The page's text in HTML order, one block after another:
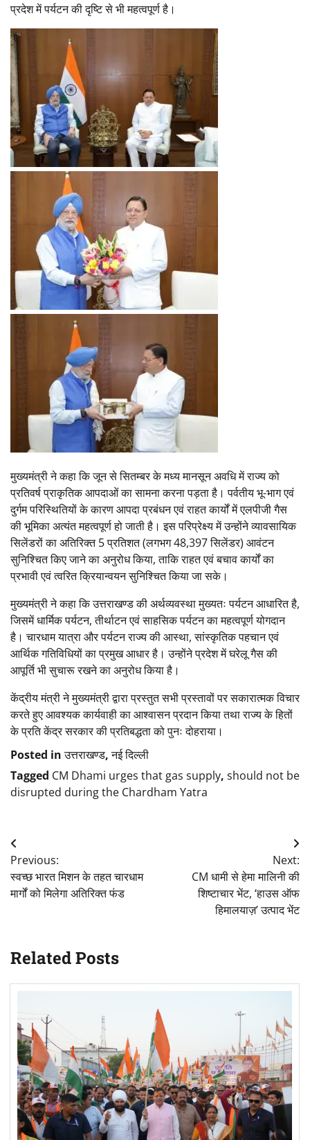
प्रदेश में पर्यटन की दृष्टि से भी महत्वपूर्ण है।
मुख्यमंत्री ने कहा कि जून से सितम्बर के मध्य मानसून अवधि में राज्य को
प्रतिवर्ष प्राकृतिक आपदाओं का सामना करना पड़ता है। पर्वतीय भू-भाग एवं
दुर्गम परिस्थितियों के कारण आपदा प्रबंधन एवं राहत कार्यों में एलपीजी गैस
की भूमिका अत्यंत महत्वपूर्ण हो जाती है। इस परिप्रेक्ष्य में उन्होंने व्यावसायिक
सिलेंडरों का अतिरिक्त 5 प्रतिशत (लगभग 48,397 सिलेंडर) आवंटन
सुनिश्चित किए जाने का अनुरोध किया, ताकि राहत एवं बचाव कार्यों का
प्रभावी एवं त्वरित क्रियान्वयन सुनिश्चित किया जा सके।
मुख्यमंत्री ने कहा कि उत्तराखण्ड की अर्थव्यवस्था मुख्यतः पर्यटन आधारित है,
जिसमें धार्मिक पर्यटन, तीर्थाटन एवं साहसिक पर्यटन का महत्वपूर्ण योगदान
है। चारधाम यात्रा और पर्यटन राज्य की आस्था, सांस्कृतिक पहचान एवं
आर्थिक गतिविधियों का प्रमुख आधार है। उन्होंने प्रदेश में घरेलू गैस की
आपूर्ति भी सुचारू रखने का अनुरोध किया है।
केंद्रीय मंत्री ने मुख्यमंत्री द्वारा प्रस्तुत सभी प्रस्तावों पर सकारात्मक विचार
करते हुए आवश्यक कार्यवाही का आश्वासन प्रदान किया तथा राज्य के हितों
के प्रति केंद्र सरकार की प्रतिबद्धता को पुनः दोहराया।
Posted inउत्तराखण्ड,नई दिल्ली
Tagged CM Dhami urges that gas supply, should not be
disrupted during the Chardham Yatra
Post
navigation
Previous:
स्वच्छ भारत मिशन के तहत चारधाम
मार्गों को मिलेगा अतिरिक्त फंड
Next:
CM धामी से हेमा मालिनी की
शिष्टाचार भेंट, ‘हाउस ऑफ
हिमालयाज़’ उत्पाद भेंट
Related Posts